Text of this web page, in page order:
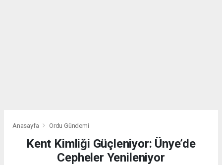
Anasayfa Ordu Gündemi
Kent Kimliği Güçleniyor: Ünye’de
Cepheler Yenileniyor